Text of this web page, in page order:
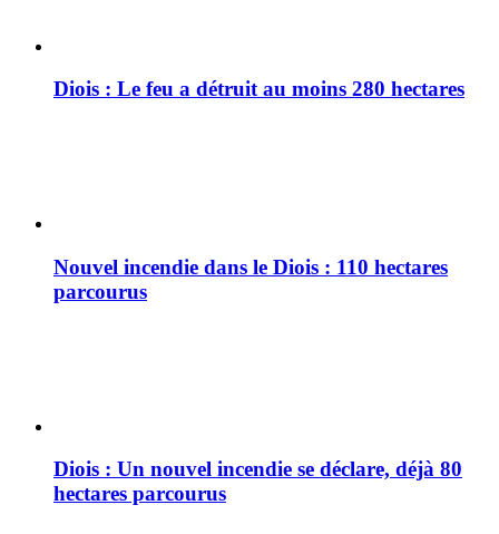
Diois : Le feu a détruit au moins 280 hectares
Nouvel incendie dans le Diois : 110 hectares
parcourus
Diois : Un nouvel incendie se déclare, déjà 80
hectares parcourus